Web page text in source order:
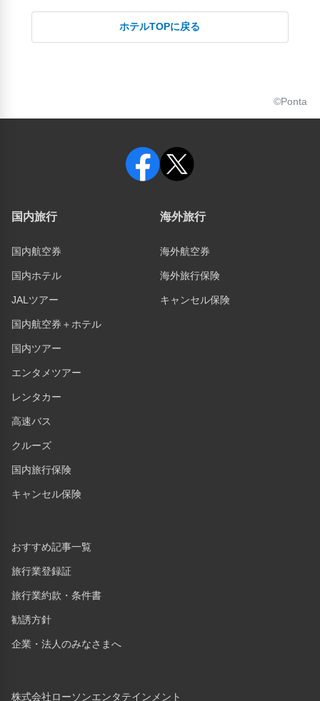
ホテルTOPに戻る
©Ponta
国内旅行
国内航空券
国内ホテル
JALツアー
国内航空券＋ホテル
国内ツアー
エンタメツアー
レンタカー
高速バス
クルーズ
国内旅行保険
キャンセル保険
海外旅行
海外航空券
海外旅行保険
キャンセル保険
おすすめ記事一覧
旅行業登録証
旅行業約款・条件書
勧誘方針
企業・法人のみなさまへ
株式会社ローソンエンタテインメント